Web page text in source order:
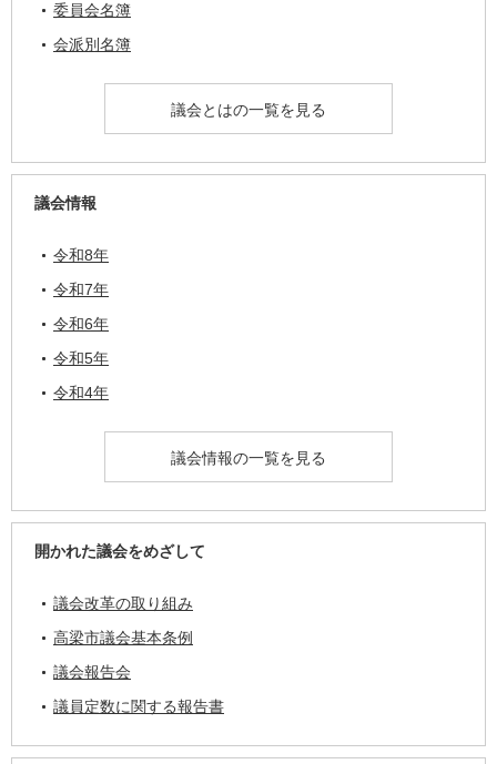
委員会名簿
会派別名簿
議会とはの一覧を見る
議会情報
令和8年
令和7年
令和6年
令和5年
令和4年
議会情報の一覧を見る
開かれた議会をめざして
議会改革の取り組み
高梁市議会基本条例
議会報告会
議員定数に関する報告書